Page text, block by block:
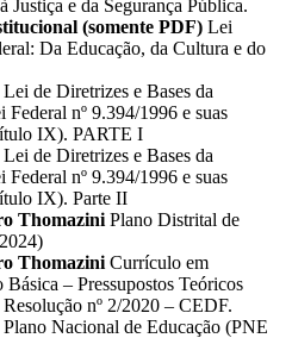
Justiça e da Segurança Pública.
(somente PDF) Lei
Da Educação, da Cultura e do
Lei de Diretrizes e Bases da
nº 9.394/1996 e suas
IX). PARTE I
Lei de Diretrizes e Bases da
nº 9.394/1996 e suas
IX). Parte II
Thomazini Plano Distrital de
Thomazini Currículo em
– Pressupostos Teóricos
Resolução nº 2/2020 – CEDF.
Plano Nacional de Educação (PNE